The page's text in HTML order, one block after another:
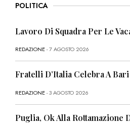
POLITICA
Lavoro Di Squadra Per Le
REDAZIONE- 7 AGOSTO 2026
Fratelli D’Italia Celebra A
REDAZIONE- 3 AGOSTO 2026
Puglia, Ok Alla Rottamazione